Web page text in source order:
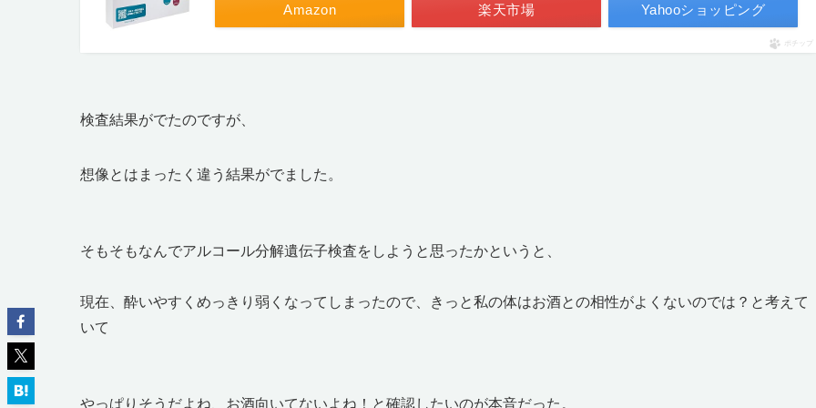
Amazon 楽天市場 Yahooショッピング
ポチップ
検査結果がでたのですが、
想像とはまったく違う結果がでました。
そもそもなんでアルコール分解遺伝子検査をしようと思ったかというと、
現在、酔いやすくめっきり弱くなってしまったので、きっと私の体はお酒との相性がよくないのでは？と考えて
いて
やっぱりそうだよね、お酒向いてないよね！と確認したいのが本音だった。